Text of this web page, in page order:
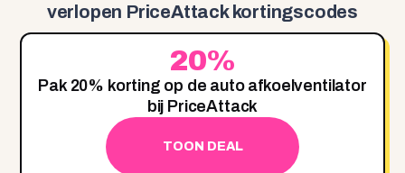
verlopen PriceAttack kortingscodes
20%
Pak 20% korting op de auto afkoelventilator
bij PriceAttack
TOON DEAL